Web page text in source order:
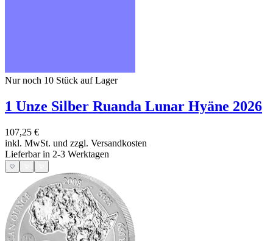
Nur noch 10 Stück auf Lager
1 Unze Silber Ruanda Lunar Hyäne 2026
107,25 €
inkl. MwSt. und zzgl. Versandkosten
Lieferbar in 2-3 Werktagen